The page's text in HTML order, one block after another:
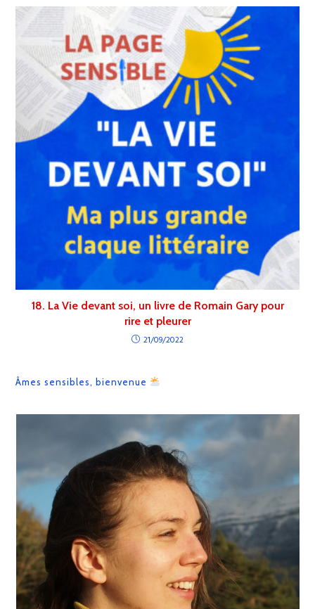
18. La Vie devant soi, un livre de Romain Gary pour
rire et pleurer
21/09/2022
Âmes sensibles, bienvenue